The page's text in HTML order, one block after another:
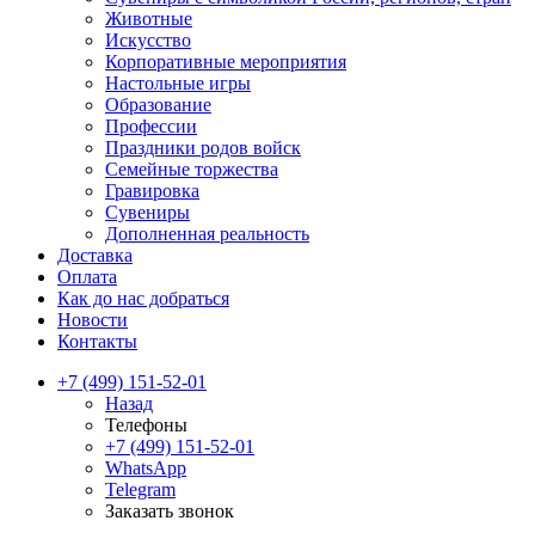
Животные
Искусство
Корпоративные мероприятия
Настольные игры
Образование
Профессии
Праздники родов войск
Семейные торжества
Гравировка
Сувениры
Дополненная реальность
Доставка
Оплата
Как до нас добраться
Новости
Контакты
+7 (499) 151-52-01
Назад
Телефоны
+7 (499) 151-52-01
WhatsApp
Telegram
Заказать звонок